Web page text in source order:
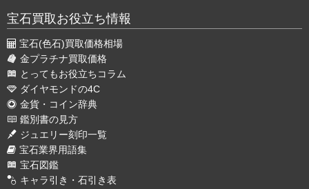
宝石買取お役立ち情報
宝石(色石)買取価格相場
金プラチナ買取価格
とってもお役立ちコラム
ダイヤモンドの4C
金貨・コイン辞典
鑑別書の見方
ジュエリー刻印一覧
宝石業界用語集
宝石図鑑
キャラ引き・石引き表